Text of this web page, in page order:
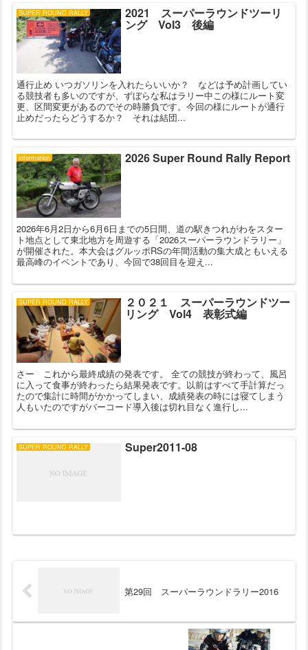
SUPER ROUND RALLY 2021 スーパーラウンドツーリ
ング Vol3 後編
通行止め いつガソリンを入れたらいいか？ などは予め計画してい
る競技者も多いのですが、ずぼらな私はラリー中この様にルート変
更、区間変更があるのでその時勝負です。今回の様にルートが通行
止めだったらどうするか？ それは結団...
information 2026 Super Round Rally Report
2026年6月2日から6月6日までの5日間、道の駅きつれがわをスター
ト地点として東北地方を周遊する「2026スーパーラウンドラリー」
が開催された。本大会はグルッポRSの年間活動の集大成ともいえる
最高峰のイベントであり、今回で38回目を迎え...
SUPER ROUND RALLY ２０２１ スーパーラウンドツー
リング Vol4 表彰式編
さー これから最終成績の発表です。 全ての競技が終わって、風呂
に入って食事が終わったら結果発表です。以前はすべて手計算だっ
たので集計に時間がかかってしまい、成績発表の時には寝てしまう
人もいたのですがバーコード導入後は切れ目なく進行し...
SUPER ROUND RALLY Super2011-08
第29回 スーパーラウンドラリー2016